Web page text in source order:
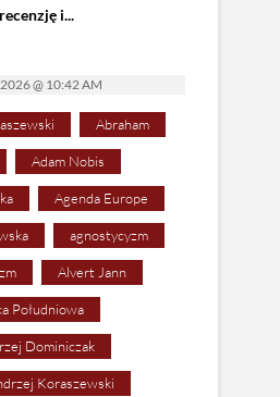
i...
@ 10:42 AM
Abraham
Adam Nobis
Agenda Europe
agnostycyzm
Alvert Jann
Południowa
Dominiczak
Koraszewski